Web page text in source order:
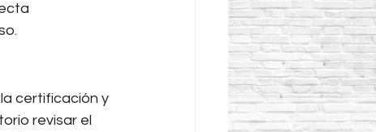
certificación y
revisar el